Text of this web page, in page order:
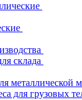
склада
металлической
для грузовых